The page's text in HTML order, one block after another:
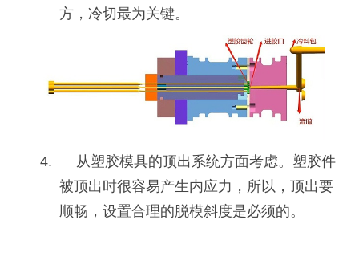
方，冷切最为关键。
4. 从塑胶模具的顶出系统方面考虑。塑胶件
被顶出时很容易产生内应力，所以，顶出要
顺畅，设置合理的脱模斜度是必须的。